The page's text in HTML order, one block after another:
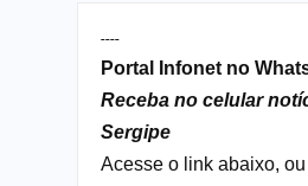
----
Portal Infonet no
Receba no celular
Sergipe
Acesse o link abaixo,